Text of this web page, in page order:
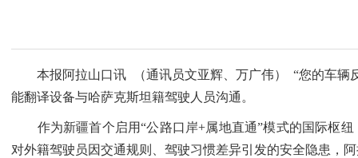
本报阿拉山口讯 （通讯员文亚辉、万广伟） “您的车辆反
能翻译设备与哈萨克斯坦籍驾驶人员沟通。
作为新疆首个启用“公路口岸+属地直通”模式的国际枢纽
对外籍驾驶员因交通规则、驾驶习惯差异引发的安全隐患，